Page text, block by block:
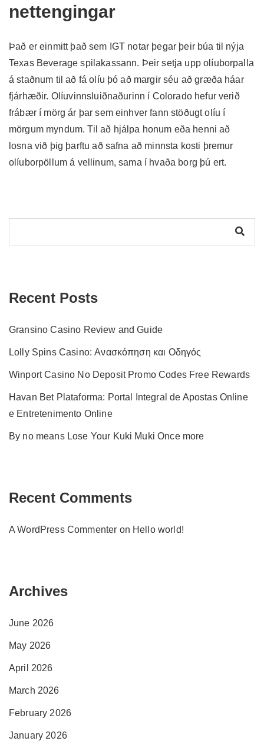
nettengingar
Það er einmitt það sem IGT notar þegar þeir búa til nýja
Texas Beverage spilakassann. Þeir setja upp olíuborpalla
á staðnum til að fá olíu þó að margir séu að græða háar
fjárhæðir. Olíuvinnsluiðnaðurinn í Colorado hefur verið
frábær í mörg ár þar sem einhver fann stöðugt olíu í
mörgum myndum. Til að hjálpa honum eða henni að
losna við þig þarftu að safna að minnsta kosti þremur
olíuborpöllum á vellinum, sama í hvaða borg þú ert.
Recent Posts
Gransino Casino Review and Guide
Lolly Spins Casino: Ανασκόπηση και Οδηγός
Winport Casino No Deposit Promo Codes Free Rewards
Havan Bet Plataforma: Portal Integral de Apostas Online
e Entretenimento Online
By no means Lose Your Kuki Muki Once more
Recent Comments
A WordPress Commenter on Hello world!
Archives
June 2026
May 2026
April 2026
March 2026
February 2026
January 2026